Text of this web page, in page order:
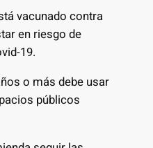
vacunado contra
en riesgo de
19.
o más debe usar
públicos